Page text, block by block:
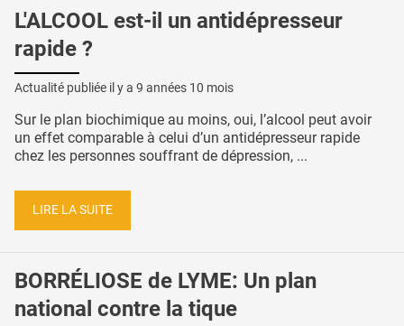
L'ALCOOL est-il un antidépresseur
rapide ?
Actualité publiée il y a 9 années 10 mois
Sur le plan biochimique au moins, oui, l’alcool peut avoir
un effet comparable à celui d’un antidépresseur rapide
chez les personnes souffrant de dépression, ...
LIRE LA SUITE
BORRÉLIOSE de LYME: Un plan
national contre la tique